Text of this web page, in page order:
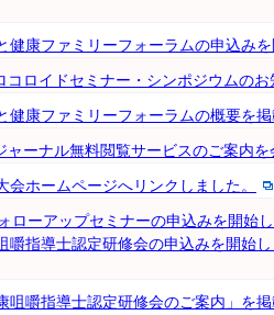
健康ファミリーフォーラムの申込み
コロイドセミナー・シンポジウムの
健康ファミリーフォーラムの概要を
ャーナル無料閲覧サービスのご案内
会ホームページへリンクしました。
ローアップセミナーの申込みを開始
嚼指導士認定研修会の申込みを開始
咀嚼指導士認定研修会のご案内」を